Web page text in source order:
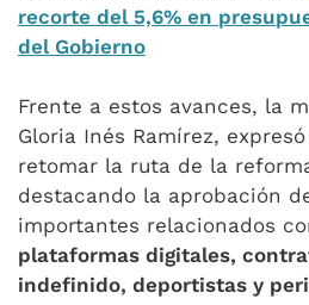
recorte del 5,6% en
del Gobierno
Frente a estos avances, la
Gloria Inés Ramírez,
retomar la ruta de la
destacando la aprobación
importantes relacionados
plataformas digitales,
indefinido, deportistas y